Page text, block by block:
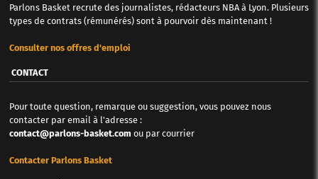
Parlons Basket recrute des journalistes, rédacteurs NBA à Lyon. Plusieurs
types de contrats (rémunérés) sont à pourvoir dès maintenant !
Consulter nos offres d'emploi
CONTACT
Pour toute question, remarque ou suggestion, vous pouvez nous
contacter par email à l'adresse :
contact@parlons-basket.com ou par courrier
Contacter Parlons Basket